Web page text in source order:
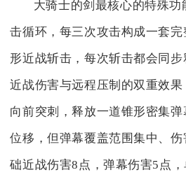
大骑士的剑最核心的特殊
击循环，每三次攻击构成一套
形近战斩击，每次斩击都会同
近战伤害与远程压制的双重效
向前突刺，释放一道锥形密集
位移，但弹幕覆盖范围集中、
础近战伤害8点，弹幕伤害5点，